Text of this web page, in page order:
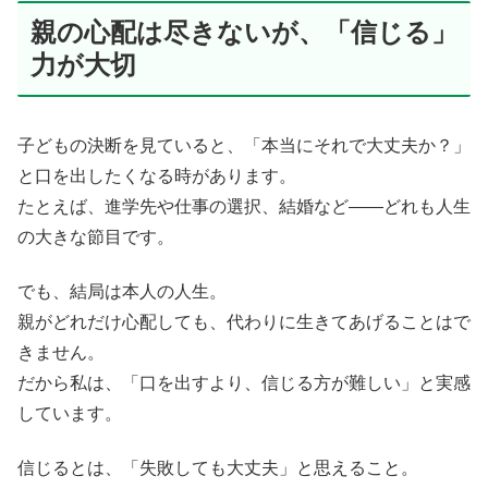
親の心配は尽きないが、「信じる」
力が大切
子どもの決断を見ていると、「本当にそれで大丈夫か？」
と口を出したくなる時があります。
たとえば、進学先や仕事の選択、結婚など——どれも人生
の大きな節目です。
でも、結局は本人の人生。
親がどれだけ心配しても、代わりに生きてあげることはで
きません。
だから私は、「口を出すより、信じる方が難しい」と実感
しています。
信じるとは、「失敗しても大丈夫」と思えること。